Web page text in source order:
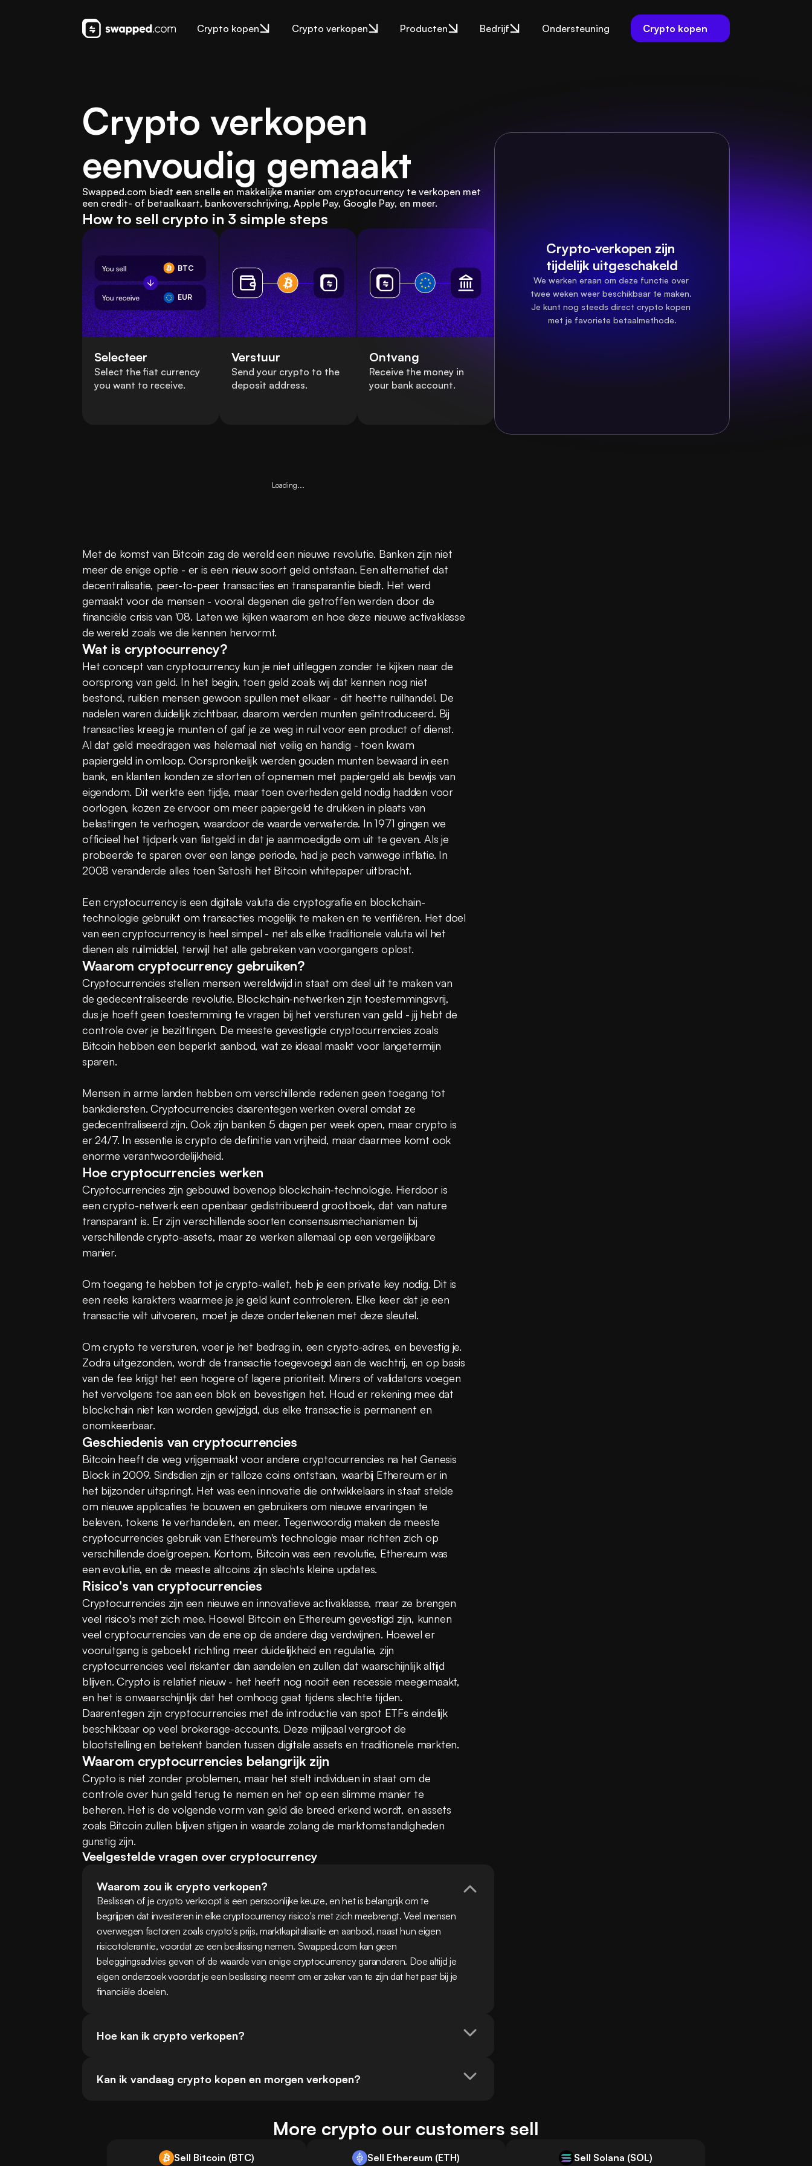
Crypto kopen Crypto verkopen Producten Bedrijf Ondersteuning Crypto kopen
Crypto verkopen
eenvoudig gemaakt
Swapped.com biedt een snelle en makkelijke manier om cryptocurrency te verkopen met
een credit- of betaalkaart, bankoverschrijving, Apple Pay, Google Pay, en meer.
How to sell crypto in 3 simple steps
BTC
EUR
Selecteer
Select the fiat currency
you want to receive.
Verstuur
Send your crypto to the
deposit address.
Ontvang
Receive the money in
your bank account.
Loading...
Met de komst van Bitcoin zag de wereld een nieuwe revolutie. Banken zijn niet
meer de enige optie - er is een nieuw soort geld ontstaan. Een alternatief dat
decentralisatie, peer-to-peer transacties en transparantie biedt. Het werd
gemaakt voor de mensen - vooral degenen die getroffen werden door de
financiële crisis van '08. Laten we kijken waarom en hoe deze nieuwe activaklasse
de wereld zoals we die kennen hervormt.
Wat is cryptocurrency?
Het concept van cryptocurrency kun je niet uitleggen zonder te kijken naar de
oorsprong van geld. In het begin, toen geld zoals wij dat kennen nog niet
bestond, ruilden mensen gewoon spullen met elkaar - dit heette ruilhandel. De
nadelen waren duidelijk zichtbaar, daarom werden munten geïntroduceerd. Bij
transacties kreeg je munten of gaf je ze weg in ruil voor een product of dienst.
Al dat geld meedragen was helemaal niet veilig en handig - toen kwam
papiergeld in omloop. Oorspronkelijk werden gouden munten bewaard in een
bank, en klanten konden ze storten of opnemen met papiergeld als bewijs van
eigendom. Dit werkte een tijdje, maar toen overheden geld nodig hadden voor
oorlogen, kozen ze ervoor om meer papiergeld te drukken in plaats van
belastingen te verhogen, waardoor de waarde verwaterde. In 1971 gingen we
officieel het tijdperk van fiatgeld in dat je aanmoedigde om uit te geven. Als je
probeerde te sparen over een lange periode, had je pech vanwege inflatie. In
2008 veranderde alles toen Satoshi het Bitcoin whitepaper uitbracht.
Een cryptocurrency is een digitale valuta die cryptografie en blockchain-
technologie gebruikt om transacties mogelijk te maken en te verifiëren. Het doel
van een cryptocurrency is heel simpel - net als elke traditionele valuta wil het
dienen als ruilmiddel, terwijl het alle gebreken van voorgangers oplost.
Waarom cryptocurrency gebruiken?
Cryptocurrencies stellen mensen wereldwijd in staat om deel uit te maken van
de gedecentraliseerde revolutie. Blockchain-netwerken zijn toestemmingsvrij,
dus je hoeft geen toestemming te vragen bij het versturen van geld - jij hebt de
controle over je bezittingen. De meeste gevestigde cryptocurrencies zoals
Bitcoin hebben een beperkt aanbod, wat ze ideaal maakt voor langetermijn
sparen.
Mensen in arme landen hebben om verschillende redenen geen toegang tot
bankdiensten. Cryptocurrencies daarentegen werken overal omdat ze
gedecentraliseerd zijn. Ook zijn banken 5 dagen per week open, maar crypto is
er 24/7. In essentie is crypto de definitie van vrijheid, maar daarmee komt ook
enorme verantwoordelijkheid.
Hoe cryptocurrencies werken
Cryptocurrencies zijn gebouwd bovenop blockchain-technologie. Hierdoor is
een crypto-netwerk een openbaar gedistribueerd grootboek, dat van nature
transparant is. Er zijn verschillende soorten consensusmechanismen bij
verschillende crypto-assets, maar ze werken allemaal op een vergelijkbare
manier.
Om toegang te hebben tot je crypto-wallet, heb je een private key nodig. Dit is
een reeks karakters waarmee je je geld kunt controleren. Elke keer dat je een
transactie wilt uitvoeren, moet je deze ondertekenen met deze sleutel.
Om crypto te versturen, voer je het bedrag in, een crypto-adres, en bevestig je.
Zodra uitgezonden, wordt de transactie toegevoegd aan de wachtrij, en op basis
van de fee krijgt het een hogere of lagere prioriteit. Miners of validators voegen
het vervolgens toe aan een blok en bevestigen het. Houd er rekening mee dat
blockchain niet kan worden gewijzigd, dus elke transactie is permanent en
onomkeerbaar.
Geschiedenis van cryptocurrencies
Bitcoin heeft de weg vrijgemaakt voor andere cryptocurrencies na het Genesis
Block in 2009. Sindsdien zijn er talloze coins ontstaan, waarbij Ethereum er in
het bijzonder uitspringt. Het was een innovatie die ontwikkelaars in staat stelde
om nieuwe applicaties te bouwen en gebruikers om nieuwe ervaringen te
beleven, tokens te verhandelen, en meer. Tegenwoordig maken de meeste
cryptocurrencies gebruik van Ethereum's technologie maar richten zich op
verschillende doelgroepen. Kortom, Bitcoin was een revolutie, Ethereum was
een evolutie, en de meeste altcoins zijn slechts kleine updates.
Risico's van cryptocurrencies
Cryptocurrencies zijn een nieuwe en innovatieve activaklasse, maar ze brengen
veel risico's met zich mee. Hoewel Bitcoin en Ethereum gevestigd zijn, kunnen
veel cryptocurrencies van de ene op de andere dag verdwijnen. Hoewel er
vooruitgang is geboekt richting meer duidelijkheid en regulatie, zijn
cryptocurrencies veel riskanter dan aandelen en zullen dat waarschijnlijk altijd
blijven. Crypto is relatief nieuw - het heeft nog nooit een recessie meegemaakt,
en het is onwaarschijnlijk dat het omhoog gaat tijdens slechte tijden.
Daarentegen zijn cryptocurrencies met de introductie van spot ETFs eindelijk
beschikbaar op veel brokerage-accounts. Deze mijlpaal vergroot de
blootstelling en betekent banden tussen digitale assets en traditionele markten.
Waarom cryptocurrencies belangrijk zijn
Crypto is niet zonder problemen, maar het stelt individuen in staat om de
controle over hun geld terug te nemen en het op een slimme manier te
beheren. Het is de volgende vorm van geld die breed erkend wordt, en assets
zoals Bitcoin zullen blijven stijgen in waarde zolang de marktomstandigheden
gunstig zijn.
Veelgestelde vragen over cryptocurrency
Waarom zou ik crypto verkopen?
Beslissen of je crypto verkoopt is een persoonlijke keuze, en het is belangrijk om te
begrijpen dat investeren in elke cryptocurrency risico's met zich meebrengt. Veel mensen
overwegen factoren zoals crypto's prijs, marktkapitalisatie en aanbod, naast hun eigen
risicotolerantie, voordat ze een beslissing nemen. Swapped.com kan geen
beleggingsadvies geven of de waarde van enige cryptocurrency garanderen. Doe altijd je
eigen onderzoek voordat je een beslissing neemt om er zeker van te zijn dat het past bij je
financiële doelen.
Hoe kan ik crypto verkopen?
Kan ik vandaag crypto kopen en morgen verkopen?
Crypto-verkopen zijn
tijdelijk uitgeschakeld
We werken eraan om deze functie over
twee weken weer beschikbaar te maken.
Je kunt nog steeds direct crypto kopen
met je favoriete betaalmethode.
More crypto our customers sell
Sell Bitcoin (BTC) Sell Ethereum (ETH) Sell Solana (SOL)